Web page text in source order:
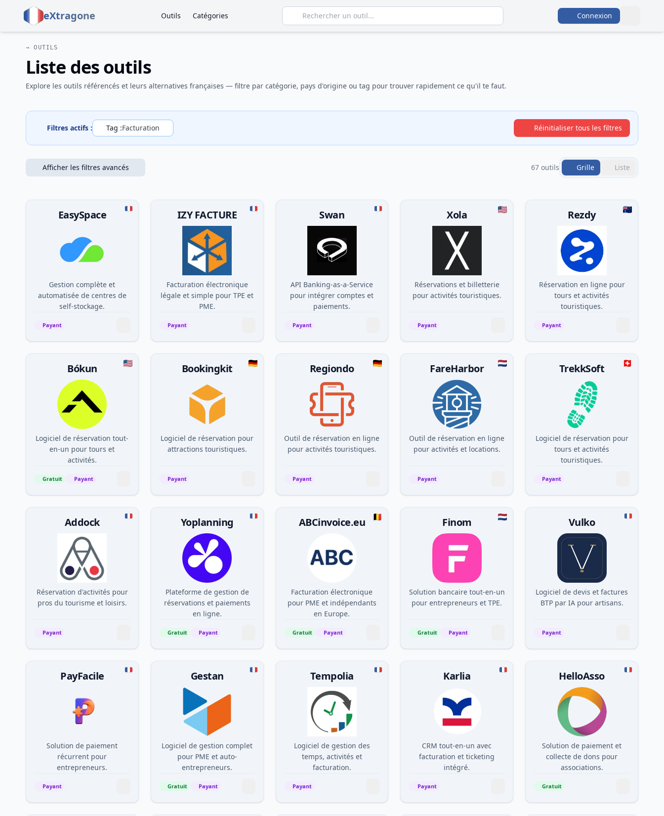
eXtragone Outils Catégories Connexion
→ OUTILS
Liste des outils
Explore les outils référencés et leurs alternatives françaises — filtre par catégorie, pays d'origine ou tag pour trouver rapidement ce qu'il te faut.
Filtres actifs : Tag :Facturation Réinitialiser tous les filtres
Afficher les filtres avancés 67 outils Grille Liste
EasySpace
Gestion complète et
automatisée de centres de
self-stockage.
Payant
IZY FACTURE
Facturation électronique
légale et simple pour TPE et
PME.
Payant
Swan
API Banking-as-a-Service
pour intégrer comptes et
paiements.
Payant
Xola
Réservations et billetterie
pour activités touristiques.
Payant
Rezdy
Réservation en ligne pour
tours et activités
touristiques.
Payant
Bókun
Logiciel de réservation tout-
en-un pour tours et
activités.
Gratuit Payant
Bookingkit
Logiciel de réservation pour
attractions touristiques.
Payant
Regiondo
Outil de réservation en ligne
pour activités touristiques.
Payant
FareHarbor
Outil de réservation en ligne
pour activités et locations.
Payant
TrekkSoft
Logiciel de réservation pour
tours et activités
touristiques.
Payant
Addock
Réservation d'activités pour
pros du tourisme et loisirs.
Payant
Yoplanning
Plateforme de gestion de
réservations et paiements
en ligne.
Gratuit Payant
ABCinvoice.eu
Facturation électronique
pour PME et indépendants
en Europe.
Gratuit Payant
Finom
Solution bancaire tout-en-un
pour entrepreneurs et TPE.
Gratuit Payant
Vulko
Logiciel de devis et factures
BTP par IA pour artisans.
Payant
PayFacile
Solution de paiement
récurrent pour
entrepreneurs.
Payant
Gestan
Logiciel de gestion complet
pour PME et auto-
entrepreneurs.
Gratuit Payant
Tempolia
Logiciel de gestion des
temps, activités et
facturation.
Payant
Karlia
CRM tout-en-un avec
facturation et ticketing
intégré.
Payant
HelloAsso
Solution de paiement et
collecte de dons pour
associations.
Gratuit